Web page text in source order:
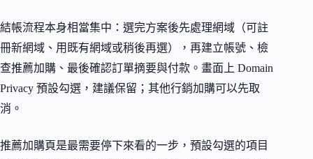
結帳流程本身相當集中：選完方案後先處理網域（可註
冊新網域、用既有網域或稍後再選），再建立帳號、檢
查推薦加購、最後確認訂單摘要與付款。畫面上 Domain
Privacy 預設勾選，建議保留；其他行銷加購可以先取
消。
推薦加購頁是最需要停下來看的一步，預設勾選的項目